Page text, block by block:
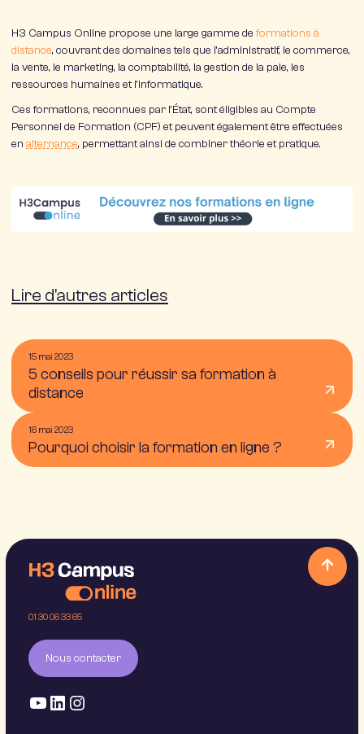
H3 Campus Online propose une large gamme de formations à
distance, couvrant des domaines tels que l’administratif, le commerce,
la vente, le marketing, la comptabilité, la gestion de la paie, les
ressources humaines et l’informatique.
Ces formations, reconnues par l’État, sont éligibles au Compte
Personnel de Formation (CPF) et peuvent également être effectuées
en alternance, permettant ainsi de combiner théorie et pratique.
Lire d'autres articles
15 mai 2023
5 conseils pour réussir sa formation à
distance
16 mai 2023
Pourquoi choisir la formation en ligne ?
01 30 06 33 65
Nous contacter